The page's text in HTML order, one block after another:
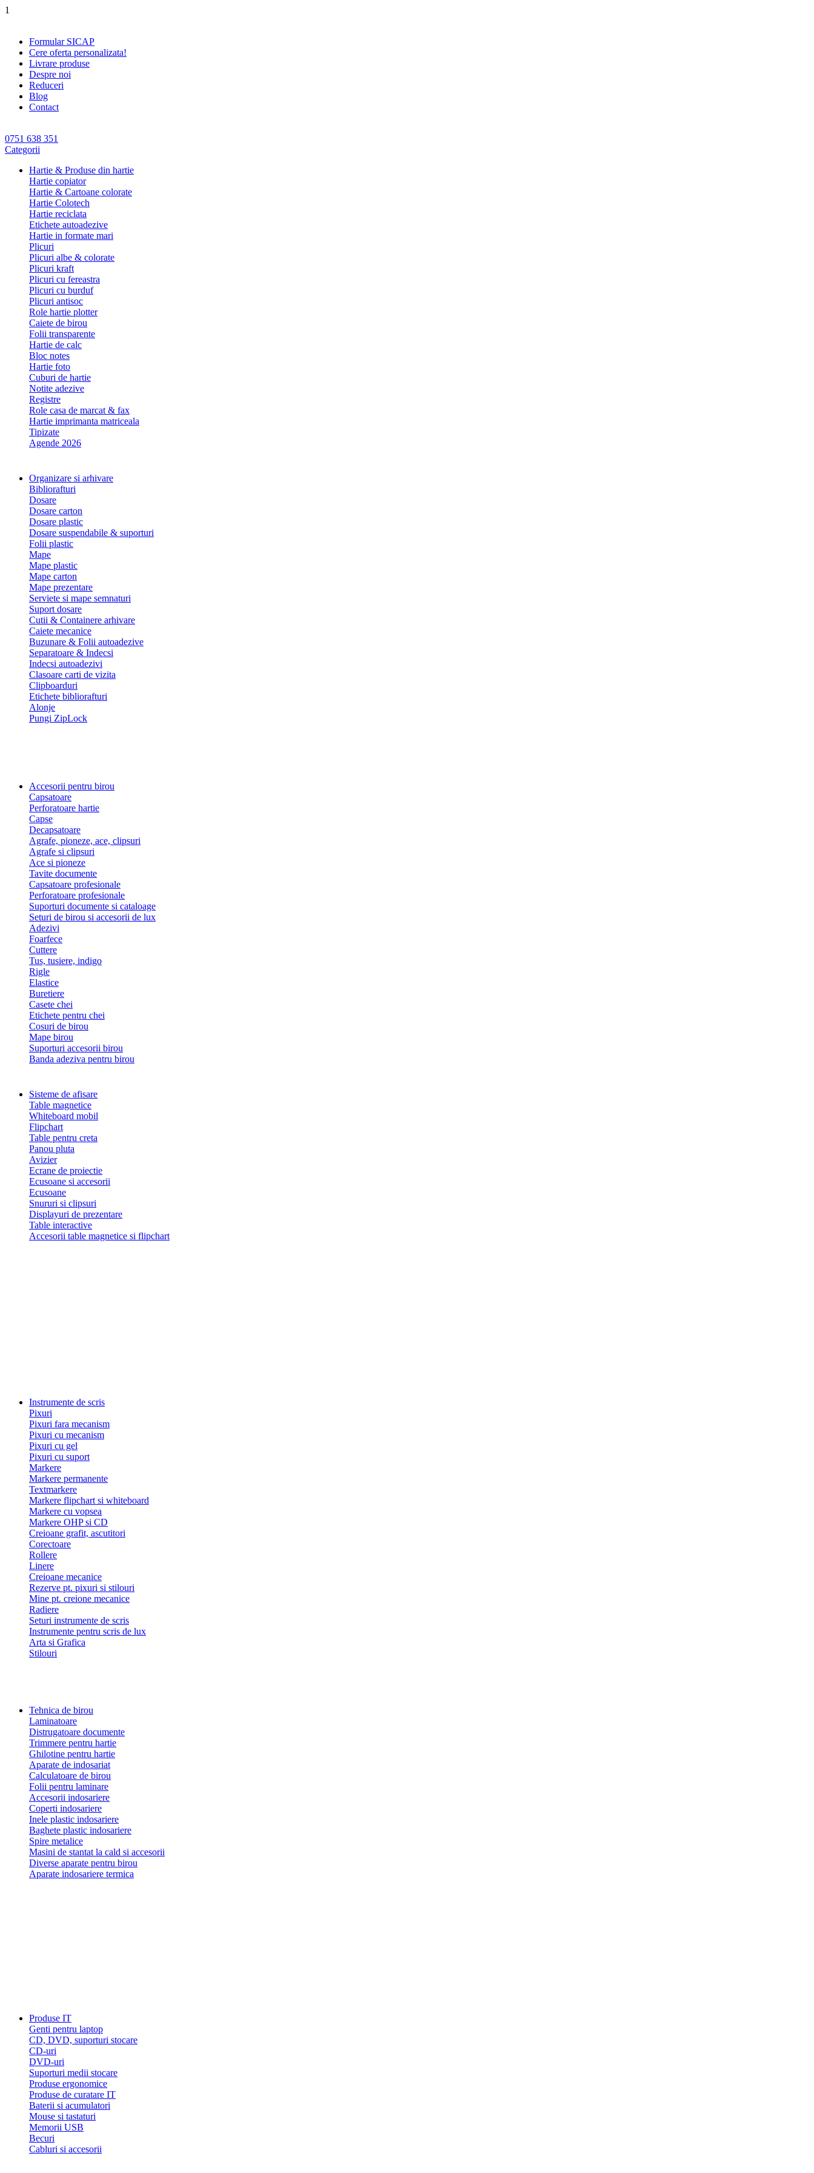
1
Formular SICAP
Cere oferta personalizata!
Livrare produse
Despre noi
Reduceri
Blog
Contact
0751 638 351
Categorii
Hartie & Produse din hartie
Hartie copiator
Hartie & Cartoane colorate
Hartie Colotech
Hartie reciclata
Etichete autoadezive
Hartie in formate mari
Plicuri
Plicuri albe & colorate
Plicuri kraft
Plicuri cu fereastra
Plicuri cu burduf
Plicuri antisoc
Role hartie plotter
Caiete de birou
Folii transparente
Hartie de calc
Bloc notes
Hartie foto
Cuburi de hartie
Notite adezive
Registre
Role casa de marcat & fax
Hartie imprimanta matriceala
Tipizate
Agende 2026
Organizare si arhivare
Bibliorafturi
Dosare
Dosare carton
Dosare plastic
Dosare suspendabile & suporturi
Folii plastic
Mape
Mape plastic
Mape carton
Mape prezentare
Serviete si mape semnaturi
Suport dosare
Cutii & Containere arhivare
Caiete mecanice
Buzunare & Folii autoadezive
Separatoare & Indecsi
Indecsi autoadezivi
Clasoare carti de vizita
Clipboarduri
Etichete bibliorafturi
Alonje
Pungi ZipLock
Accesorii pentru birou
Capsatoare
Perforatoare hartie
Capse
Decapsatoare
Agrafe, pioneze, ace, clipsuri
Agrafe si clipsuri
Ace si pioneze
Tavite documente
Capsatoare profesionale
Perforatoare profesionale
Suporturi documente si cataloage
Seturi de birou si accesorii de lux
Adezivi
Foarfece
Cuttere
Tus, tusiere, indigo
Rigle
Elastice
Buretiere
Casete chei
Etichete pentru chei
Cosuri de birou
Mape birou
Suporturi accesorii birou
Banda adeziva pentru birou
Sisteme de afisare
Table magnetice
Whiteboard mobil
Flipchart
Table pentru creta
Panou pluta
Avizier
Ecrane de proiectie
Ecusoane si accesorii
Ecusoane
Snururi si clipsuri
Displayuri de prezentare
Table interactive
Accesorii table magnetice si flipchart
Instrumente de scris
Pixuri
Pixuri fara mecanism
Pixuri cu mecanism
Pixuri cu gel
Pixuri cu suport
Markere
Markere permanente
Textmarkere
Markere flipchart si whiteboard
Markere cu vopsea
Markere OHP si CD
Creioane grafit, ascutitori
Corectoare
Rollere
Linere
Creioane mecanice
Rezerve pt. pixuri si stilouri
Mine pt. creione mecanice
Radiere
Seturi instrumente de scris
Instrumente pentru scris de lux
Arta si Grafica
Stilouri
Tehnica de birou
Laminatoare
Distrugatoare documente
Trimmere pentru hartie
Ghilotine pentru hartie
Aparate de indosariat
Calculatoare de birou
Folii pentru laminare
Accesorii indosariere
Coperti indosariere
Inele plastic indosariere
Baghete plastic indosariere
Spire metalice
Masini de stantat la cald si accesorii
Diverse aparate pentru birou
Aparate indosariere termica
Produse IT
Genti pentru laptop
CD, DVD, suporturi stocare
CD-uri
DVD-uri
Suporturi medii stocare
Produse ergonomice
Produse de curatare IT
Baterii si acumulatori
Mouse si tastaturi
Memorii USB
Becuri
Cabluri si accesorii